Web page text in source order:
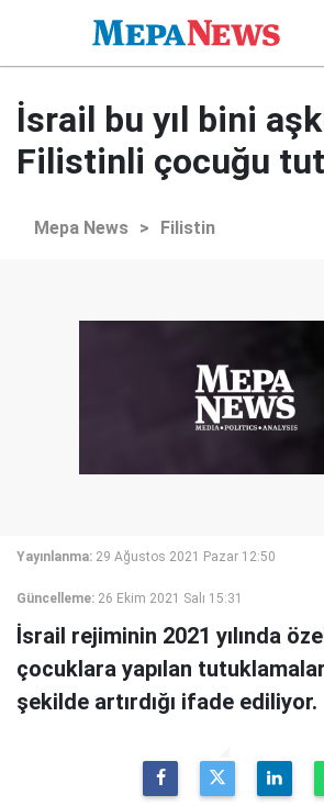
İsrail bu yıl bini
Filistinli çocuğu
Mepa News > Filistin
Yayınlanma: 29 Ağustos 2021 Pazar 12:50
Güncelleme: 26 Ekim 2021 Salı 15:31
İsrail rejiminin 2021 yılında
çocuklara yapılan
şekilde artırdığı ifade ediliyor.